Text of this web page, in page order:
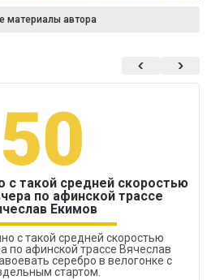
материалы автора
50
с такой средней скоростью
по афинской трассе
Екимов
с такой средней скоростью
по афинской трассе Вячеслав
серебро в велогонке с
стартом.